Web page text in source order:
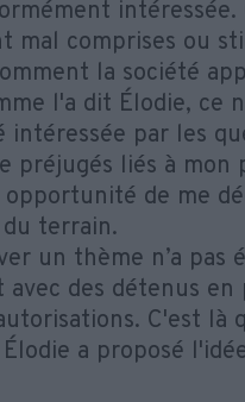
mal comprises ou
la société
l'a dit Élodie, ce
par les
préjugés liés à
opportunité de me
terrain.
un thème n’a
des détenus
C'est là
a proposé